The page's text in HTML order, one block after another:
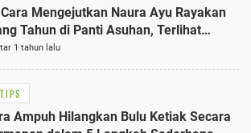
Mengejutkan Naura Ayu Rayakan
Tahun di Panti Asuhan, Terlihat
dengan Kaftan Cokelat
1 tahun lalu
TIPS
Ampuh Hilangkan Bulu Ketiak Secara